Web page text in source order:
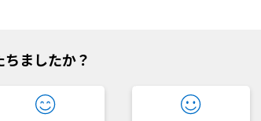
ましたか？